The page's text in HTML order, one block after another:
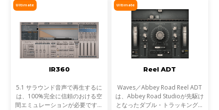
サンプリング技術を駆使して解析
GTR
ターするのではなく、コンボルー
ションデータそのものを
Ultimate
IR360
5.1 サラウンド音声で再生するに
は、100%完全に信頼のおける空
間エミュレーションが必要です。
Ultimate
Reel ADT
Waves／Abbey Road Reel ADT
は、Abbey Road Studioが先駆け
となったダブル・トラッキング・